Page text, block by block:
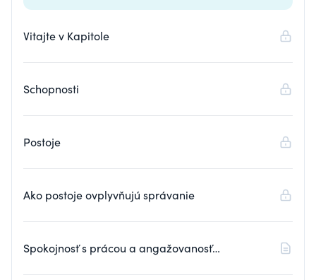
Vitajte v Kapitole
Schopnosti
Postoje
Ako postoje ovplyvňujú správanie
Spokojnosť s prácou a angažovanosť